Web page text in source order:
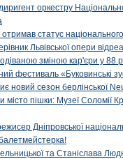
оркестру
статус національного
Львівської опери
зміною кар'єри у 88
фестиваль «Буковинські
новий сезон берлінської
місто пішки: Музеї Соломії
Дніпровської
та Станіслава